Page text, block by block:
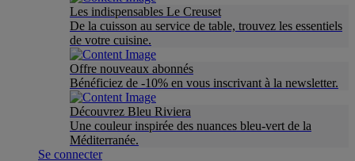
Les indispensables Le Creuset
De la cuisson au service de table, trouvez les essentiels
de votre cuisine.
Offre nouveaux abonnés
Bénéficiez de -10% en vous inscrivant à la newsletter.
Découvrez Bleu Riviera
Une couleur inspirée des nuances bleu-vert de la
Méditerranée.
Se connecter